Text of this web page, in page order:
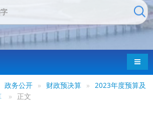
导航
政务公开 » 财政预决算 »
2023年度预算及
» 正文